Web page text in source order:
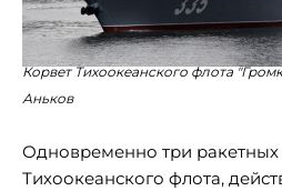
Корвет Тихоокеанского флота
Аньков
Одновременно три ракетных
Тихоокеанского флота,